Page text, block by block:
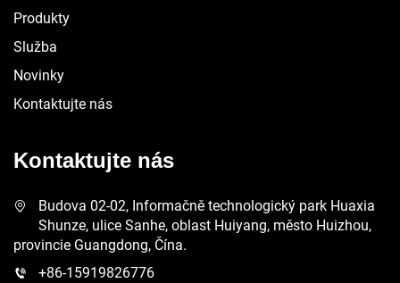
Produkty
Služba
Novinky
Kontaktujte nás
Kontaktujte nás
Budova 02-02, Informačně technologický park Huaxia
Shunze, ulice Sanhe, oblast Huiyang, město Huizhou,
provincie Guangdong, Čína.
+86-15919826776